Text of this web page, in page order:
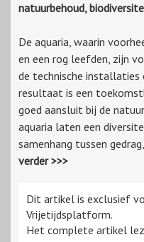
natuurbehoud,
De aquaria, waarin
en een rog leefden, zijn
de technische installaties
resultaat is een
goed aansluit bij de
aquaria laten een
samenhang tussen
verder >>>
Dit artikel is exclusief
Vrijetijdsplatform.
Het complete artikel